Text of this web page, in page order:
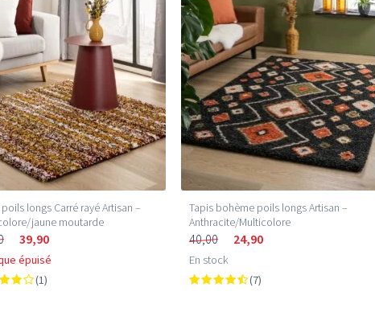
longs Carré rayé Artisan –
jaune moutarde
39,90
épuisé
(1)
Tapis bohème poils longs Artisan –
Anthracite/Multicolore
40,00 24,90
En stock
(7)